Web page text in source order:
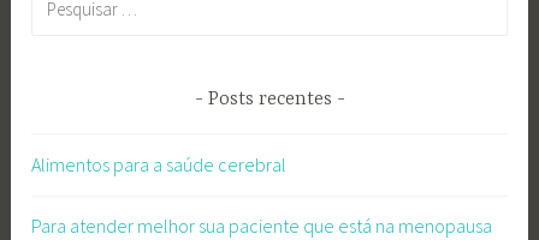
Posts recentes
Alimentos para a saúde cerebral
Para atender melhor sua paciente que está na menopausa